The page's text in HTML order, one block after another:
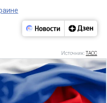
Источник:ТАСС